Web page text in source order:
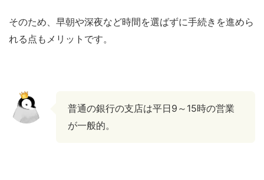
そのため、早朝や深夜など時間を選ばずに手続きを進めら
れる点もメリットです。
普通の銀行の支店は平日9～15時の営業
が一般的。